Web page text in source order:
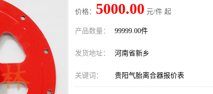
价格： 5000.00 元/件 起
产品数量： 99999.00件
发货地址： 河南省新乡
关键词： 贵阳气胎离合器报价表